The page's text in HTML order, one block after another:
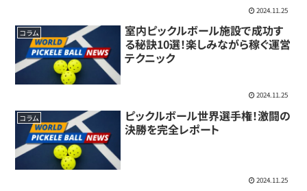
2024.11.25
コラム
室内ピックルボール施設で成功す
る秘訣10選！楽しみながら稼ぐ運営
テクニック
2024.11.25
コラム
ピックルボール世界選手権！激闘の
決勝を完全レポート
2024.11.25